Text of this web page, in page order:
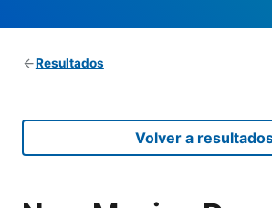
Resultados
Volver a